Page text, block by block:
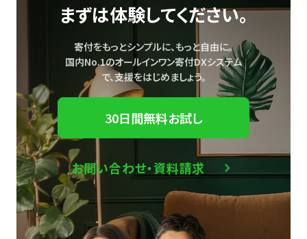
まずは体験してください。
寄付をもっとシンプルに、もっと自由に。
国内No.1のオールインワン寄付DXシステム
で、支援をはじめましょう。
30日間無料お試し
お問い合わせ・資料請求